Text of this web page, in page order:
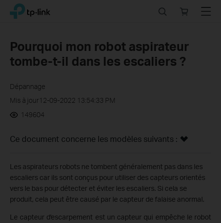
Click
navigation
bar
TP-Link, Reliably Smart
store
Menu
Pourquoi mon robot aspirateur
tombe-t-il dans les escaliers ?
Dépannage
Mis à jour12-09-2022 13:54:33 PM
149604
Ce document concerne les modèles suivants :
Les aspirateurs robots ne tombent généralement pas dans les
escaliers car ils sont conçus pour utiliser des capteurs orientés
vers le bas pour détecter et éviter les escaliers. Si cela se
produit, cela peut être causé par le capteur de falaise anormal.
Le capteur d'escarpement est un capteur qui empêche le robot